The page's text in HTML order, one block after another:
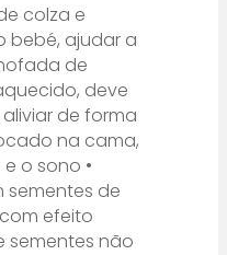
colza e
bebé, ajudar a
de
deve
de forma
na cama,
o sono •
sementes de
efeito
sementes não